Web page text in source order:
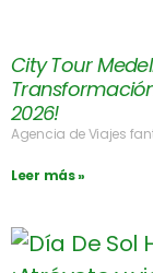
City Tour
2026!
Agencia de Viajes
Leer más »